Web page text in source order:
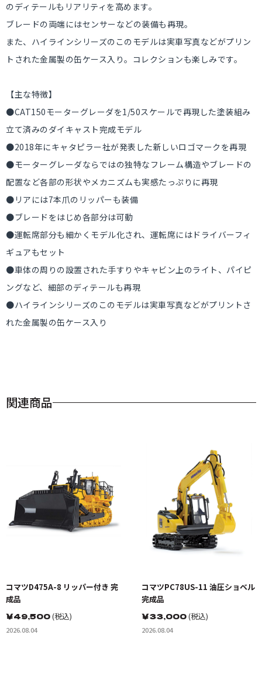
のディテールもリアリティを高めます。
ブレードの両端にはセンサーなどの装備も再現。
また、ハイラインシリーズのこのモデルは実車写真などがプリン
トされた金属製の缶ケース入り。コレクションも楽しみです。
【主な特徴】
●CAT150モーターグレーダを1/50スケールで再現した塗装組み
立て済みのダイキャスト完成モデル
●2018年にキャタピラー社が発表した新しいロゴマークを再現
●モーターグレーダならではの独特なフレーム構造やブレードの
配置など各部の形状やメカニズムも実感たっぷりに再現
●リアには7本爪のリッパーも装備
●ブレードをはじめ各部分は可動
●運転席部分も細かくモデル化され、運転席にはドライバーフィ
ギュアもセット
●車体の周りの設置された手すりやキャビン上のライト、パイピ
ングなど、細部のディテールも再現
●ハイラインシリーズのこのモデルは実車写真などがプリントさ
れた金属製の缶ケース入り
関連商品
コマツD475A-8 リッパー付き 完
成品
￥49,500(税込)
2026.08.04
コマツPC78US-11 油圧ショベル
完成品
￥33,000(税込)
2026.08.04